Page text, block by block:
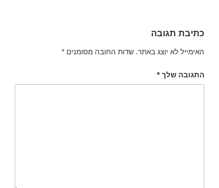
כתיבת תגובה
האימייל לא יוצג באתר. שדות החובה מסומנים *
התגובה שלך *